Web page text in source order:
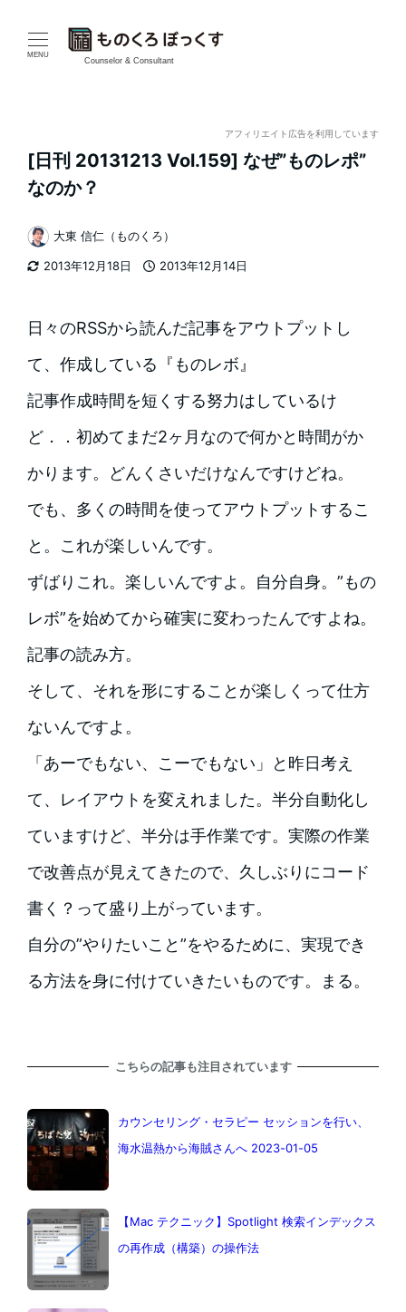
MENU
Counselor & Consultant
アフィリエイト広告を利用しています
[日刊 20131213 Vol.159] なぜ”ものレポ”
なのか？
2013年12月18日
2013年12月14日
著
者
大東 信仁（ものくろ）
日々のRSSから読んだ記事をアウトプットし
て、作成している『ものレボ』
記事作成時間を短くする努力はしているけ
ど．．初めてまだ2ヶ月なので何かと時間がか
かります。どんくさいだけなんですけどね。
でも、多くの時間を使ってアウトプットするこ
と。
これが楽しいんです。
ずばりこれ。楽しいんですよ。自分自身。”もの
レボ”を始めてから確実に変わったんですよね。
記事の読み方。
そして、それを形にすることが楽しくって仕方
ないんですよ。
「あーでもない、こーでもない」と昨日考え
て、レイアウトを変えれました。半分自動化し
ていますけど、半分は手作業です。実際の作業
で改善点が見えてきたので、久しぶりにコード
書く？って盛り上がっています。
自分の”やりたいこと”をやるために、実現でき
る方法を身に付けていきたいものです。まる。
こちらの記事も注目されています
カウンセリング・セラピー セッションを行い、
海水温熱から海賊さんへ 2023-01-05
【Mac テクニック】Spotlight 検索インデックス
の再作成（構築）の操作法